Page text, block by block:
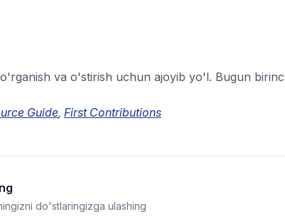
va o'stirish uchun ajoyib yo'l. Bugun
Guide, First Contributions
do'stlaringizga ulashing